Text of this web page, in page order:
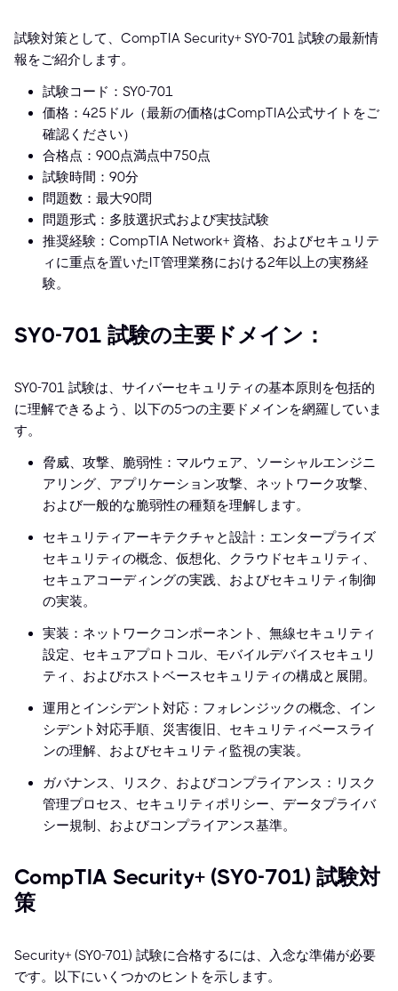
試験対策として、CompTIA Security+ SY0-701 試験の最新情
報をご紹介します。
試験コード：SY0-701
価格：425ドル（最新の価格はCompTIA公式サイトをご
確認ください）
合格点：900点満点中750点
試験時間：90分
問題数：最大90問
問題形式：多肢選択式および実技試験
推奨経験：CompTIA Network+ 資格、およびセキュリテ
ィに重点を置いたIT管理業務における2年以上の実務経
験。
SY0-701 試験の主要ドメイン：
SY0-701 試験は、サイバーセキュリティの基本原則を包括的
に理解できるよう、以下の5つの主要ドメインを網羅していま
す。
脅威、攻撃、脆弱性：マルウェア、ソーシャルエンジニ
アリング、アプリケーション攻撃、ネットワーク攻撃、
および一般的な脆弱性の種類を理解します。
セキュリティアーキテクチャと設計：エンタープライズ
セキュリティの概念、仮想化、クラウドセキュリティ、
セキュアコーディングの実践、およびセキュリティ制御
の実装。
実装：ネットワークコンポーネント、無線セキュリティ
設定、セキュアプロトコル、モバイルデバイスセキュリ
ティ、およびホストベースセキュリティの構成と展開。
運用とインシデント対応：フォレンジックの概念、イン
シデント対応手順、災害復旧、セキュリティベースライ
ンの理解、およびセキュリティ監視の実装。
ガバナンス、リスク、およびコンプライアンス：リスク
管理プロセス、セキュリティポリシー、データプライバ
シー規制、およびコンプライアンス基準。
CompTIA Security+ (SY0-701) 試験対
策
Security+ (SY0-701) 試験に合格するには、入念な準備が必要
です。以下にいくつかのヒントを示します。